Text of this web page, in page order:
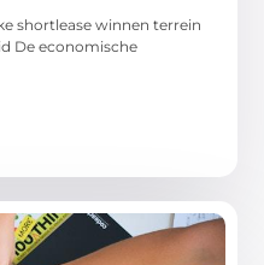
shortlease winnen terrein
De economische